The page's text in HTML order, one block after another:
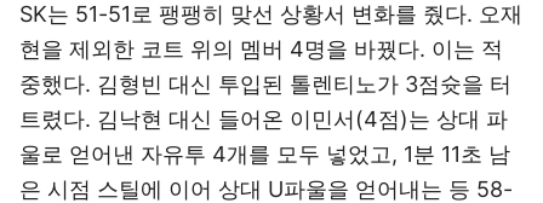
SK는 51-51로 팽팽히 맞선 상황서 변화를 줬다. 오재
현을 제외한 코트 위의 멤버 4명을 바꿨다. 이는 적
중했다. 김형빈 대신 투입된 톨렌티노가 3점슛을 터
트렸다. 김낙현 대신 들어온 이민서(4점)는 상대 파
울로 얻어낸 자유투 4개를 모두 넣었고, 1분 11초 남
은 시점 스틸에 이어 상대 U파울을 얻어내는 등 58-